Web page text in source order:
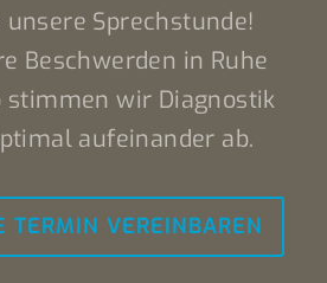
Sprechstunde!
Beschwerden in Ruhe
stimmen wir Diagnostik
aufeinander ab.
TERMIN VEREINBAREN